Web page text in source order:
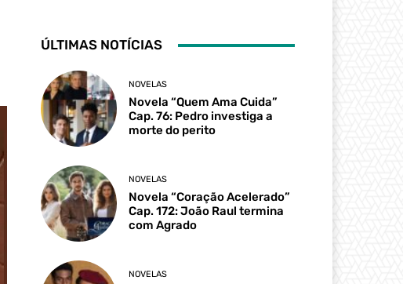
ÚLTIMAS NOTÍCIAS
NOVELAS
Novela “Quem Ama Cuida”
Cap. 76: Pedro investiga a
morte do perito
NOVELAS
Novela “Coração Acelerado”
Cap. 172: João Raul termina
com Agrado
NOVELAS